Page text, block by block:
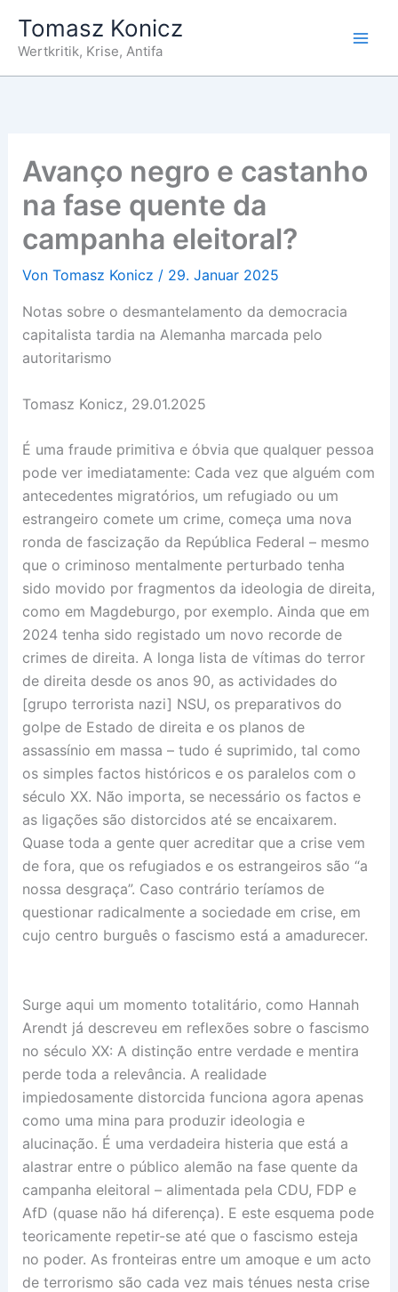
Inhalt
springen
Tomasz Konicz
Wertkritik, Krise, Antifa
Avanço negro e castanho
na fase quente da
campanha eleitoral?
Von Tomasz Konicz / 29. Januar 2025
Notas sobre o desmantelamento da democracia
capitalista tardia na Alemanha marcada pelo
autoritarismo
Tomasz Konicz, 29.01.2025
É uma fraude primitiva e óbvia que qualquer pessoa
pode ver imediatamente: Cada vez que alguém com
antecedentes migratórios, um refugiado ou um
estrangeiro comete um crime, começa uma nova
ronda de fascização da República Federal – mesmo
que o criminoso mentalmente perturbado tenha
sido movido por fragmentos da ideologia de direita,
como em Magdeburgo, por exemplo. Ainda que em
2024 tenha sido registado um novo recorde de
crimes de direita. A longa lista de vítimas do terror
de direita desde os anos 90, as actividades do
[grupo terrorista nazi] NSU, os preparativos do
golpe de Estado de direita e os planos de
assassínio em massa – tudo é suprimido, tal como
os simples factos históricos e os paralelos com o
século XX. Não importa, se necessário os factos e
as ligações são distorcidos até se encaixarem.
Quase toda a gente quer acreditar que a crise vem
de fora, que os refugiados e os estrangeiros são “a
nossa desgraça”. Caso contrário teríamos de
questionar radicalmente a sociedade em crise, em
cujo centro burguês o fascismo está a amadurecer.
Surge aqui um momento totalitário, como Hannah
Arendt já descreveu em reflexões sobre o fascismo
no século XX: A distinção entre verdade e mentira
perde toda a relevância. A realidade
impiedosamente distorcida funciona agora apenas
como uma mina para produzir ideologia e
alucinação. É uma verdadeira histeria que está a
alastrar entre o público alemão na fase quente da
campanha eleitoral – alimentada pela CDU, FDP e
AfD (quase não há diferença). E este esquema pode
teoricamente repetir-se até que o fascismo esteja
no poder. As fronteiras entre um amoque e um acto
de terrorismo são cada vez mais ténues nesta crise